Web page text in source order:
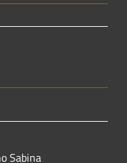
Sabina